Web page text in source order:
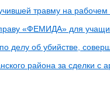
травму на рабочем
«ФЕМИДА» для
делу об убийстве,
района за сделки с